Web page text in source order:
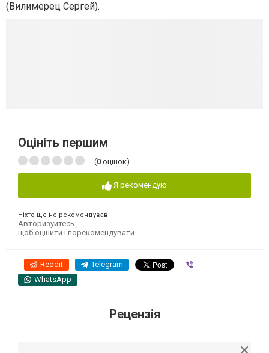
(Вилимерец Сергей).
Оцініть першим
(0 оцінок)
Я рекомендую
Ніхто ще не рекомендував
Авторизуйтесь
щоб оцінити і порекомендувати
Reddit Telegram
WhatsApp
Рецензія